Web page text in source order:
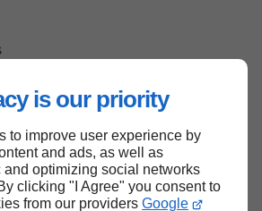
is our priority
to improve user experience by
and ads, as well as
and optimizing social networks
clicking "I Agree" you consent to
from our providers Google
Haut de page